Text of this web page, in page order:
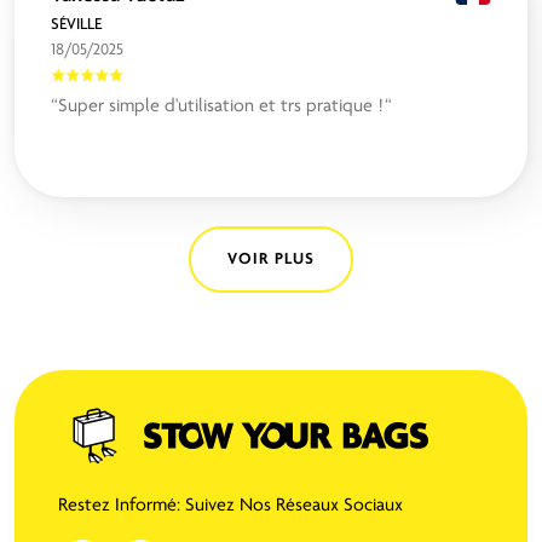
SÉVILLE
18/05/2025
“Super simple d'utilisation et trs pratique !“
VOIR PLUS
Restez Informé: Suivez Nos Réseaux Sociaux